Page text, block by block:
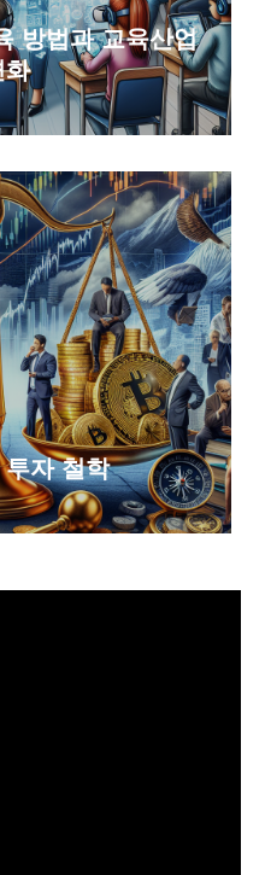
방법과 교육산업
화
자 철학